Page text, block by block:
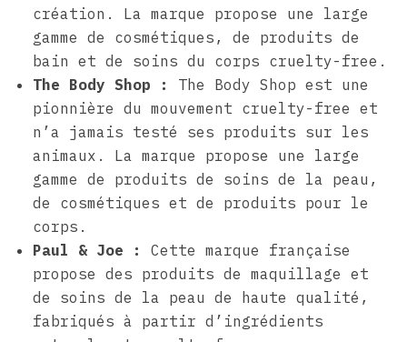
création. La marque propose une large
gamme de cosmétiques, de produits de
bain et de soins du corps cruelty-free.
The Body Shop :
The Body Shop est une
pionnière du mouvement cruelty-free et
n’a jamais testé ses produits sur les
animaux. La marque propose une large
gamme de produits de soins de la peau,
de cosmétiques et de produits pour le
corps.
Paul & Joe :
Cette marque française
propose des produits de maquillage et
de soins de la peau de haute qualité,
fabriqués à partir d’ingrédients